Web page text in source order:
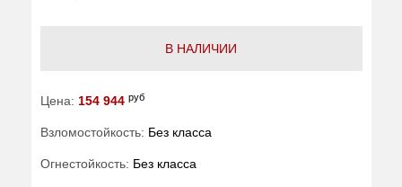
В НАЛИЧИИ
Цена: 154 944 руб
Взломостойкость: Без класса
Огнестойкость: Без класса